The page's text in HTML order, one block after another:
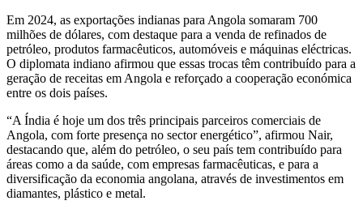
Em 2024, as exportações indianas para Angola somaram 700
milhões de dólares, com destaque para a venda de refinados de
petróleo, produtos farmacêuticos, automóveis e máquinas eléctricas.
O diplomata indiano afirmou que essas trocas têm contribuído para a
geração de receitas em Angola e reforçado a cooperação económica
entre os dois países.
“A Índia é hoje um dos três principais parceiros comerciais de
Angola, com forte presença no sector energético”, afirmou Nair,
destacando que, além do petróleo, o seu país tem contribuído para
áreas como a da saúde, com empresas farmacêuticas, e para a
diversificação da economia angolana, através de investimentos em
diamantes, plástico e metal.